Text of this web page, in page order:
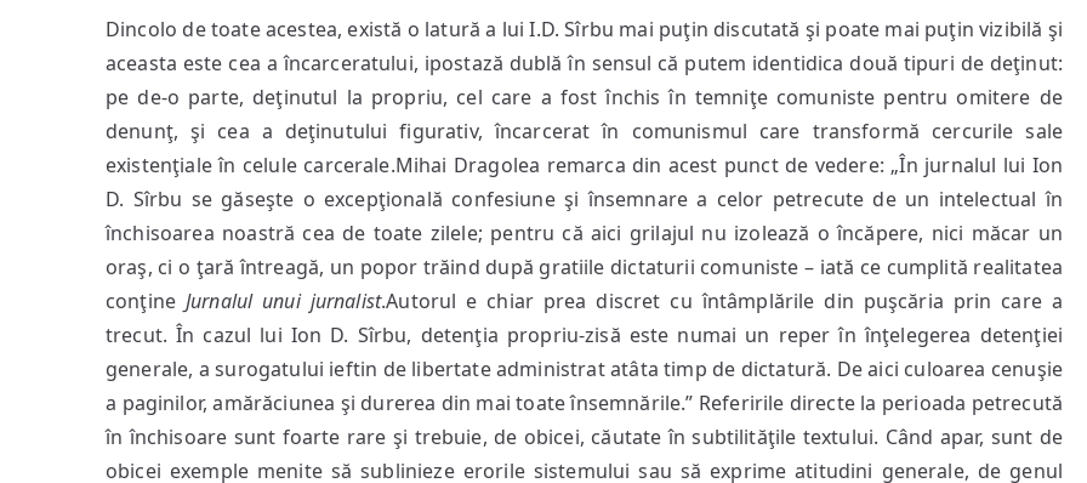
Dincolo de toate acestea, există o latură a lui I.D. Sîrbu mai puţin discutată şi poate mai puţin vizibilă şi
aceasta este cea a încarceratului, ipostază dublă în sensul că putem identidica două tipuri de deţinut:
pe de-o parte, deţinutul la propriu, cel care a fost închis în temniţe comuniste pentru omitere de
denunţ, şi cea a deţinutului figurativ, încarcerat în comunismul care transformă cercurile sale
existenţiale în celule carcerale.Mihai Dragolea remarca din acest punct de vedere: „În jurnalul lui Ion
D. Sîrbu se găseşte o excepţională confesiune şi însemnare a celor petrecute de un intelectual în
închisoarea noastră cea de toate zilele; pentru că aici grilajul nu izolează o încăpere, nici măcar un
oraş, ci o ţară întreagă, un popor trăind după gratiile dictaturii comuniste – iată ce cumplită realitatea
conţine Jurnalul unui jurnalist.Autorul e chiar prea discret cu întâmplările din puşcăria prin care a
trecut. În cazul lui Ion D. Sîrbu, detenţia propriu-zisă este numai un reper în înţelegerea detenţiei
generale, a surogatului ieftin de libertate administrat atâta timp de dictatură. De aici culoarea cenuşie
a paginilor, amărăciunea şi durerea din mai toate însemnările.” Referirile directe la perioada petrecută
în închisoare sunt foarte rare şi trebuie, de obicei, căutate în subtilităţile textului. Când apar, sunt de
obicei exemple menite să sublinieze erorile sistemului sau să exprime atitudini generale, de genul